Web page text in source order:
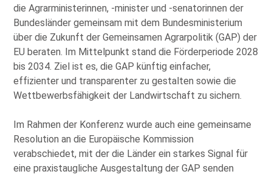
die Agrarministerinnen, -minister und -senatorinnen der
Bundesländer gemeinsam mit dem Bundesministerium
über die Zukunft der Gemeinsamen Agrarpolitik (GAP) der
EU beraten. Im Mittelpunkt stand die Förderperiode 2028
bis 2034. Ziel ist es, die GAP künftig einfacher,
effizienter und transparenter zu gestalten sowie die
Wettbewerbsfähigkeit der Landwirtschaft zu sichern.
Im Rahmen der Konferenz wurde auch eine gemeinsame
Resolution an die Europäische Kommission
verabschiedet, mit der die Länder ein starkes Signal für
eine praxistaugliche Ausgestaltung der GAP senden